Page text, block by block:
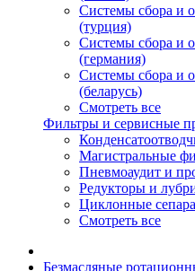
Системы сбора и
(турция)
Системы сбора и
(германия)
Системы сбора и
(беларусь)
Смотреть все
Фильтры и сервисные
Магистральные
Пневмоаудит и
Редукторы и
Циклонные
Смотреть все
Безмасляные